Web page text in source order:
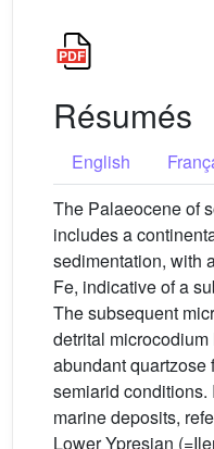
Résumés
English
The Palaeocene of
includes a
sedimentation, with
Fe, indicative of a
The subsequent
detrital
abundant quartzose
semiarid
marine deposits,
Lower Ypresian